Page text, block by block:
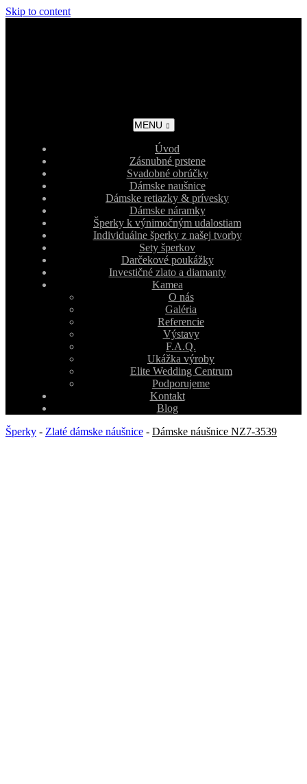
Skip to content
MENU
Úvod
Zásnubné prstene
Svadobné obrúčky
Dámske naušnice
Dámske retiazky & prívesky
Dámske náramky
Šperky k výnimočným udalostiam
Individuálne šperky z našej tvorby
Sety šperkov
Darčekové poukážky
Investičné zlato a diamanty
Kamea
O nás
Galéria
Referencie
Výstavy
F.A.Q.
Ukážka výroby
Elite Wedding Centrum
Podporujeme
Kontakt
Blog
Šperky - Zlaté dámske náušnice - Dámske náušnice NZ7-3539